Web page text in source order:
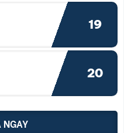
19
20
NGAY